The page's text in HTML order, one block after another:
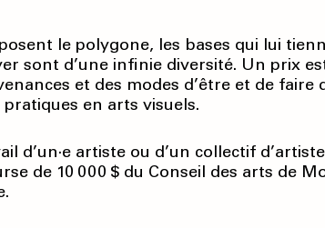
le polygone, les bases qui lui
sont d’une infinie diversité. Un prix
et des modes d’être et de faire
en arts visuels.
d’un·e artiste ou d’un collectif
de 10 000 $ du Conseil des arts de